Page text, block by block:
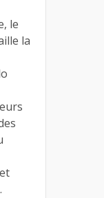
le
la